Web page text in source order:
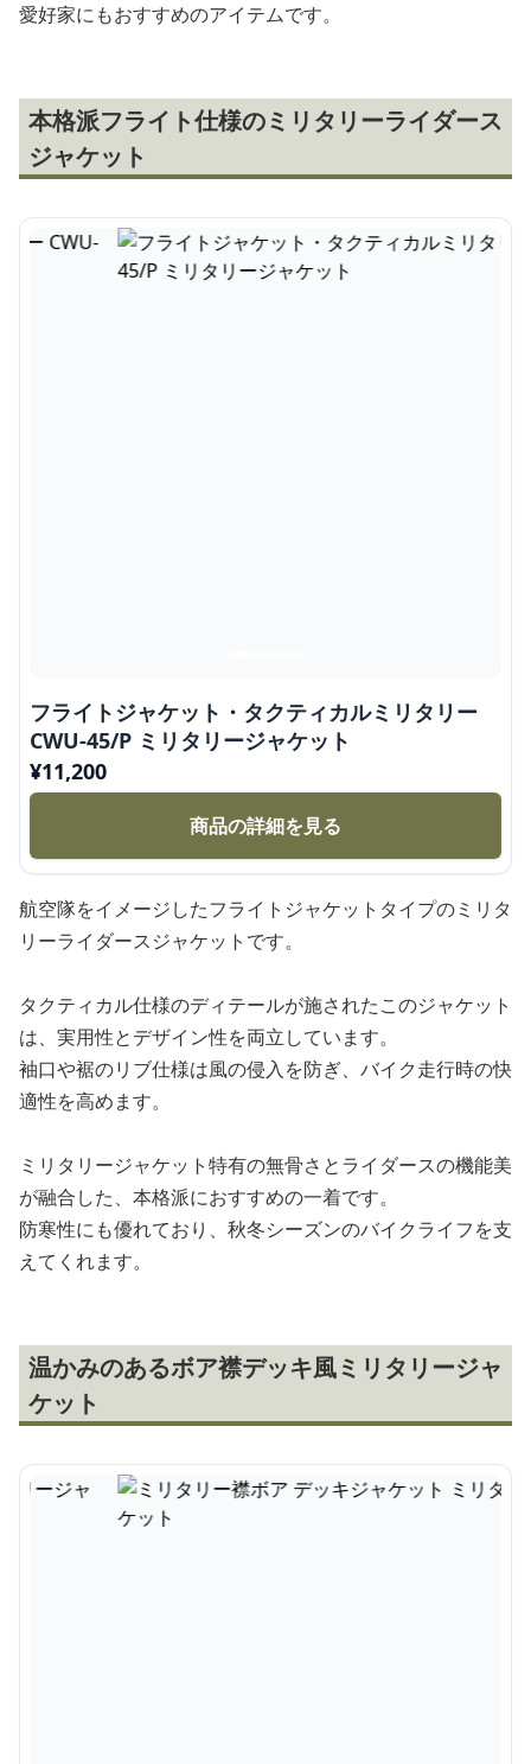
愛好家にもおすすめのアイテムです。
本格派フライト仕様のミリタリーライダース
ジャケット
フライトジャケット・タクティカルミリタリー
CWU-45/P ミリタリージャケット
¥11,200
商品の詳細を見る
航空隊をイメージしたフライトジャケットタイプのミリタ
リーライダースジャケットです。
タクティカル仕様のディテールが施されたこのジャケット
は、実用性とデザイン性を両立しています。
袖口や裾のリブ仕様は風の侵入を防ぎ、バイク走行時の快
適性を高めます。
ミリタリージャケット特有の無骨さとライダースの機能美
が融合した、本格派におすすめの一着です。
防寒性にも優れており、秋冬シーズンのバイクライフを支
えてくれます。
温かみのあるボア襟デッキ風ミリタリージャ
ケット